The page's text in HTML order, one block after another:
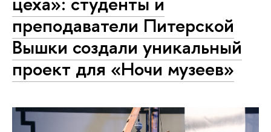
преподаватели Питерской
Вышки создали уникальный
проект для «Ночи музеев»